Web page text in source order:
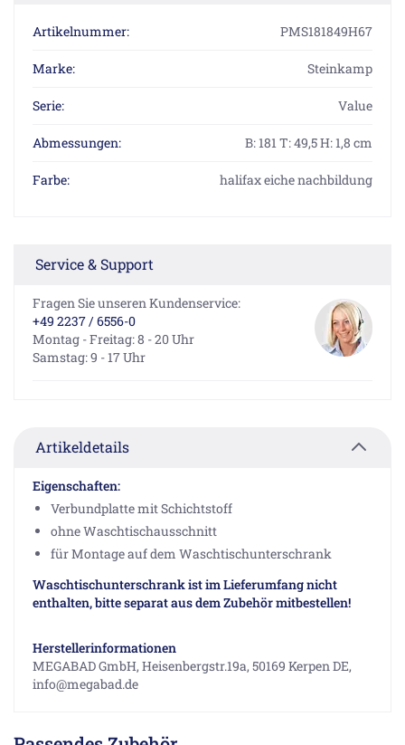
Artikelnummer: PMS181849H67
Marke: Steinkamp
Serie: Value
Abmessungen: B: 181 T: 49,5 H: 1,8 cm
Farbe: halifax eiche nachbildung
Service & Support
Fragen Sie unseren Kundenservice:
+49 2237 / 6556-0
Montag - Freitag: 8 - 20 Uhr
Samstag: 9 - 17 Uhr
Artikeldetails
Eigenschaften:
Verbundplatte mit Schichtstoff
ohne Waschtischausschnitt
für Montage auf dem Waschtischunterschrank
Waschtischunterschrank ist im Lieferumfang nicht
enthalten, bitte separat aus dem Zubehör mitbestellen!
Herstellerinformationen
MEGABAD GmbH, Heisenbergstr.19a, 50169 Kerpen DE,
info@megabad.de